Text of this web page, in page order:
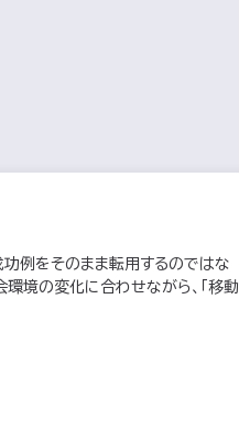
例をそのまま転用するのではな
境の変化に合わせながら、「移動